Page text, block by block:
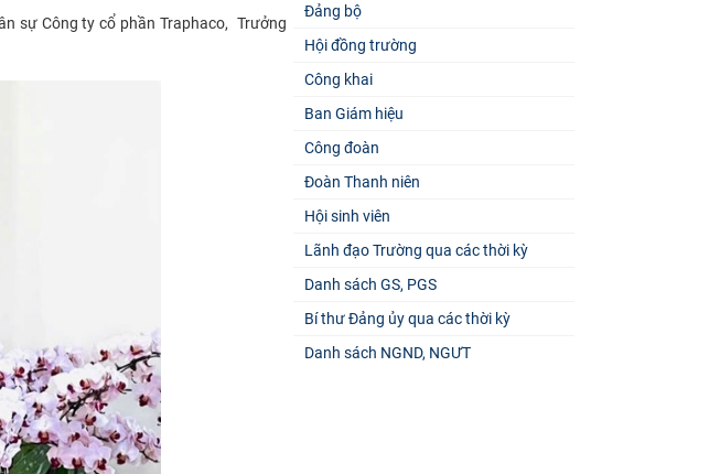
sự Công ty cổ phần Traphaco, Trưởng
Đảng bộ
Hội đồng trường
Công khai
Ban Giám hiệu
Công đoàn
Đoàn Thanh niên
Hội sinh viên
Lãnh đạo Trường qua các thời kỳ
Danh sách GS, PGS
Bí thư Đảng ủy qua các thời kỳ
Danh sách NGND, NGƯT